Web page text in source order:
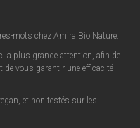
mots chez Amira Bio Nature.
la plus grande attention, afin de
de vous garantir une efficacité
et non testés sur les